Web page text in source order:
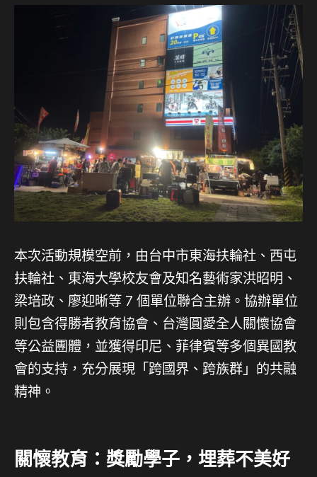
本次活動規模空前，由台中市東海扶輪社、西屯
扶輪社、東海大學校友會及知名藝術家洪昭明、
梁培政、廖迎晰等 7 個單位聯合主辦。協辦單位
則包含得勝者教育協會、台灣圓愛全人關懷協會
等公益團體，並獲得印尼、菲律賓等多個異國教
會的支持，充分展現「跨國界、跨族群」的共融
精神。
關懷教育：獎勵學子，埋葬不美好